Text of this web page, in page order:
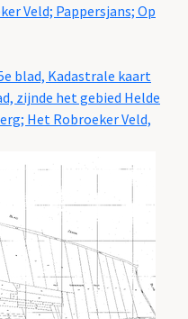
Veld; Pappersjans; Op
blad, Kadastrale kaart
zijnde het gebied Helde
Het Robroeker Veld,